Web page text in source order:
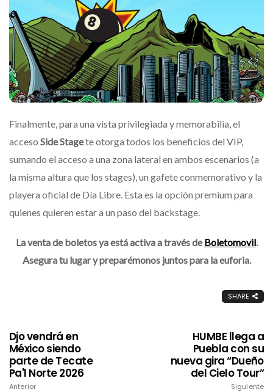
Finalmente, para una vista privilegiada y memorabilia, el
acceso Side Stagete otorga todos los beneficios del VIP,
sumando el acceso a una zona lateral en ambos escenarios (a
la misma altura que los stages), un gafete conmemorativo y la
playera oficial de Día Libre. Esta es la opción premium para
quienes quieren estar a un paso del backstage.
La venta de boletos ya está activa a través deBoletomovil.
Asegura tu lugar y preparémonos juntos para la euforia.
SHARE
Djo vendrá en
México siendo
parte de Tecate
Pa'l Norte 2026
Anterior
HUMBE llega a
Puebla con su
nueva gira “Dueño
del Cielo Tour”
Siguiente